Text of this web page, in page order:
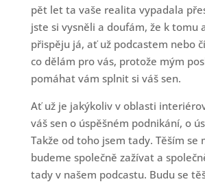
pět let ta vaše realita vypadala
jste si vysněli a doufám, že k tomu
přispěju já, ať už podcastem nebo
co dělám pro vás, protože mým
pomáhat vám splnit si váš sen.
Ať už je jakýkoliv v oblasti
váš sen o úspěšném podnikání, o
Takže od toho jsem tady. Těším se
budeme společně zažívat a
tady v našem podcastu. Budu se